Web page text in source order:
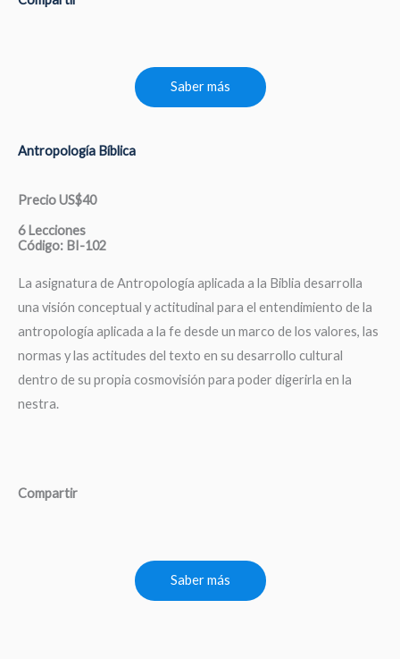
Saber más
Antropología Bíblica
Precio US$40
6 Lecciones
Código: BI-102
La asignatura de Antropología aplicada a la Biblia desarrolla
una visión conceptual y actitudinal para el entendimiento de la
antropología aplicada a la fe desde un marco de los valores, las
normas y las actitudes del texto en su desarrollo cultural
dentro de su propia cosmovisión para poder digerirla en la
nestra.
Compartir
Saber más